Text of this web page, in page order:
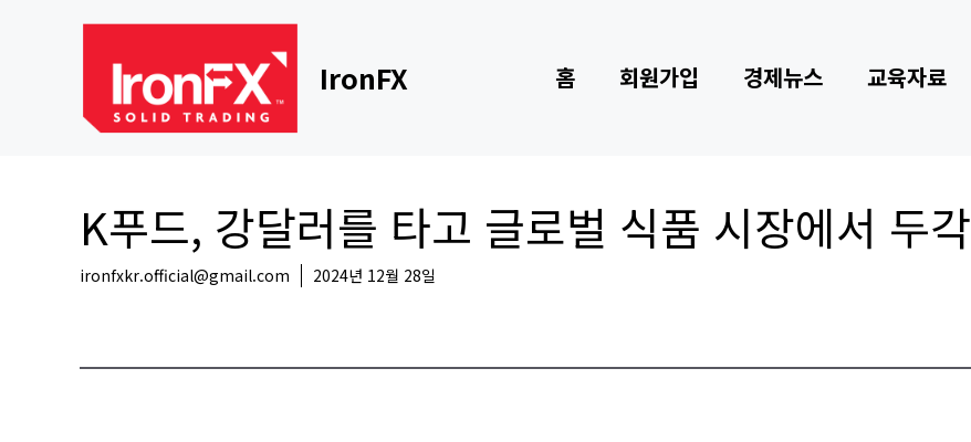
IronFX 홈 회원가입 경제뉴스 교육자료
K푸드, 강달러를 타고 글로벌 식품 시장에서 두각
ironfxkr.official@gmail.com 2024년 12월 28일